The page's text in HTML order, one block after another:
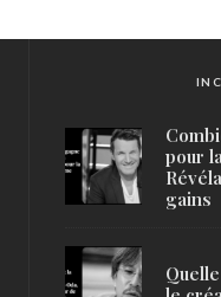
pour
gains